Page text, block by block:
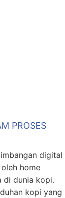
PROSES
digital
home
di dunia kopi.
kopi yang